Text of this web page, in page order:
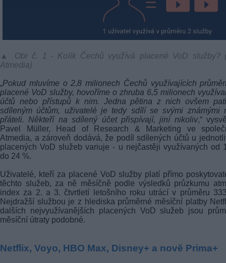
▲ Obr č. 1 - Kolik Čechů využívá placené VoD služby?
Atmedia)
„Pokud mluvíme o 2,8 milionech Čechů využívajících
placené VoD služby, hovoříme o zhruba 6,5 milionech
účtů nebo přístupů k nim. Jedna pětina z nich ovšem
sdíleným účtům, uživatelé je tedy sdílí se svými známými
přáteli. Někteří na sdílený účet přispívají, jiní nikoliv,“
Pavel Müller, Head of Research & Marketing ve
Atmedia, a zároveň dodává, že podíl sdílených účtů u
placených VoD služeb variuje - u nejčastěji využívaných od
do 24 %.
Uživatelé, kteří za placené VoD služby platí přímo
těchto služeb, za ně měsíčně podle výsledků průzkumu
index za 2. a 3. čtvrtletí letošního roku utrácí v průměru
Nejdražší službou je z hlediska průměrné měsíční platby
dalších nejvyužívanějších placených VoD služeb jsou
měsíční útraty podobné.
Netflix, Voyo, HBO Max, Disney+ a nově Prima+